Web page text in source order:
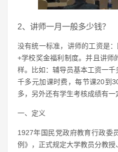
2、讲师一月一般多少钱？
没有统一标准，讲师的工资是
+学校奖金福利制度。并且讲师
样。比如：辅导员基本工资一
千多元加课时费，每节课20到
多，另外还有学生考核成绩有一
一、定义
1927年国民党政府教育行政委
例》，正式规定大学教员分教授